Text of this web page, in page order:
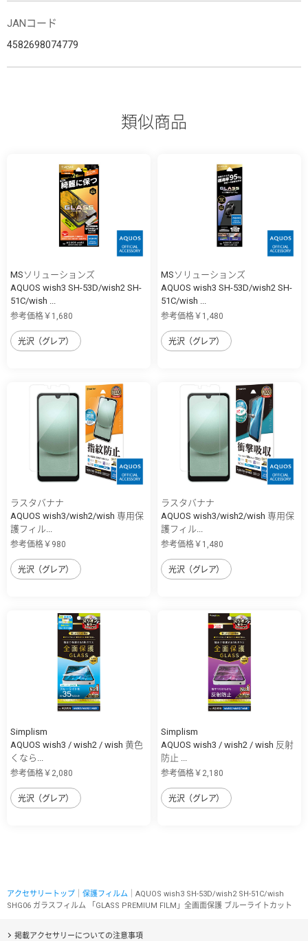
JANコード
4582698074779
類似商品
MSソリューションズ
AQUOS wish3 SH-53D/wish2 SH-
51C/wish ...
参考価格￥1,680
光沢（グレア）
MSソリューションズ
AQUOS wish3 SH-53D/wish2 SH-
51C/wish ...
参考価格￥1,480
光沢（グレア）
ラスタバナナ
AQUOS wish3/wish2/wish 専用保
護フィル...
参考価格￥980
光沢（グレア）
ラスタバナナ
AQUOS wish3/wish2/wish 専用保
護フィル...
参考価格￥1,480
光沢（グレア）
Simplism
AQUOS wish3 / wish2 / wish 黄色
くなら...
参考価格￥2,080
光沢（グレア）
Simplism
AQUOS wish3 / wish2 / wish 反射
防止 ...
参考価格￥2,180
光沢（グレア）
アクセサリートップ 保護フィルム ｜AQUOS wish3 SH-53D/wish2 SH-51C/wish
SHG06 ガラスフィルム 「GLASS PREMIUM FILM」全画面保護 ブルーライトカット
掲載アクセサリーについての注意事項